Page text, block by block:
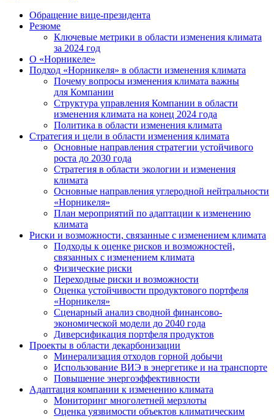
Обращение вице-президента
Резюме
Ключевые метрики в области изменения климата
за 2024 год
О «Норникеле»
Подход «Норникеля» в области изменения климата
Почему вопросы изменения климата важны
для Компании
Структура управления Компании в области
изменения климата на конец 2024 года
Политика в области изменения климата
Стратегия и цели в области изменения климата
Основные направления стратегии устойчивого
роста до 2030 года
Стратегия в области экологии и изменения
климата
Основные направления углеродной нейтральности
«Норникеля»
План мероприятий по адаптации к изменению
климата
Риски и возможности, связанные с изменением климата
Подходы к оценке рисков и возможностей,
связанных с изменением климата
Физические риски
Переходные риски и возможности
Оценка устойчивости продуктового портфеля
«Норникеля»
Сценарный анализ сводной финансово-
экономической модели до 2040 года
Диверсификация портфеля продуктов
Проекты в области декарбонизации
Минерализация отходов горной добычи
Использование ВИЭ в энергетике и на транспорте
Повышение энергоэффективности
Адаптация компании к изменению климата
Мониторинг многолетней мерзлоты
Оценка уязвимости объектов климатическим